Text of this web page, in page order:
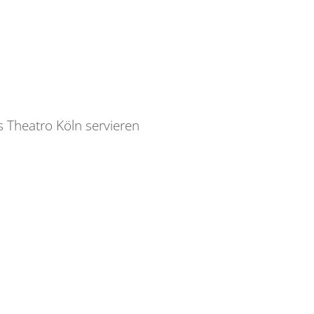
Theatro Köln servieren